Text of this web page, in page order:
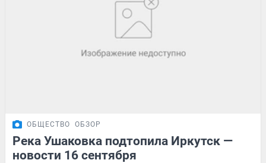
ОБЩЕСТВО ОБЗОР
Река Ушаковка подтопила Иркутск —
новости 16 сентября